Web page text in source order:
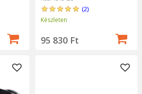
(2)
Készleten
95 830 Ft